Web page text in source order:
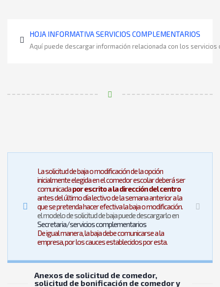
HOJA INFORMATIVA SERVICIOS COMPLEMENTARIOS
Aquí puede descargar información relacionada con los servicios de
La solicitud de baja o modificación de la opción
inicialmente elegida en el comedor escolar deberá ser
comunicadapor escrito a la dirección del centro
antes del último día lectivo de la semana anterior a la
que se pretenda hacer efectiva la baja o modificación.
el modelo de solicitud de baja puede descargarlo en
Secretaria/servicios complementarios
De igual manera, la baja debe comunicarse a la
empresa, por los cauces establecidos por esta.
Anexos de solicitud de comedor,
solicitud de bonificación de comedor y